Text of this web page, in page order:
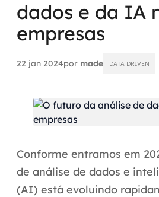
Aplicar IA com impacto real
AI / Machine Learning
IA Generativa
Aceleradores de IA
Automação inteligente
Integração de IA
Projetos
dados e da IA
empresas
22 jan 2024por made DATA DRIVEN
Conforme entramos em
de análise de dados e
(AI) está evoluindo